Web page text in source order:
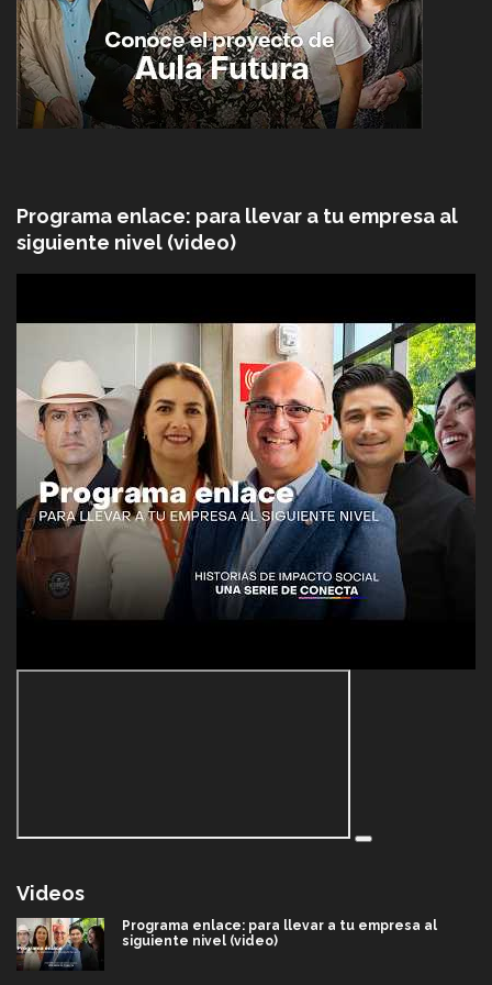
Programa enlace: para llevar a tu empresa al
siguiente nivel (video)
Videos
Programa enlace: para llevar a tu empresa al
siguiente nivel (video)